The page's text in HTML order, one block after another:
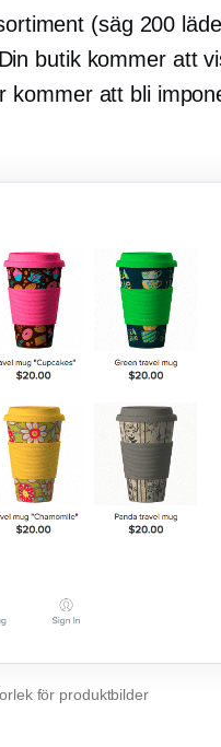
(säg 200
butik kommer att
kommer att bli
för produktbilder